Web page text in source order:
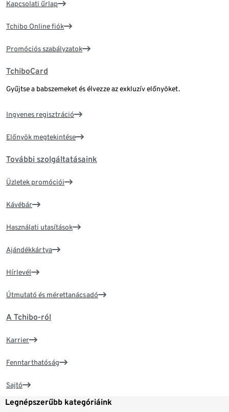
Kapcsolati űrlap
Tchibo Online fiók
Promóciós szabályzatok
TchiboCard
Gyűjtse a babszemeket és élvezze az exkluzív előnyöket.
Ingyenes regisztráció
Előnyök megtekintése
További szolgáltatásaink
Üzletek promóciói
Kávébár
Használati utasítások
Ajándékkártya
Hírlevél
Útmutató és mérettanácsadó
A Tchibo-ról
Karrier
Fenntarthatóság
Sajtó
Legnépszerűbb kategóriáink